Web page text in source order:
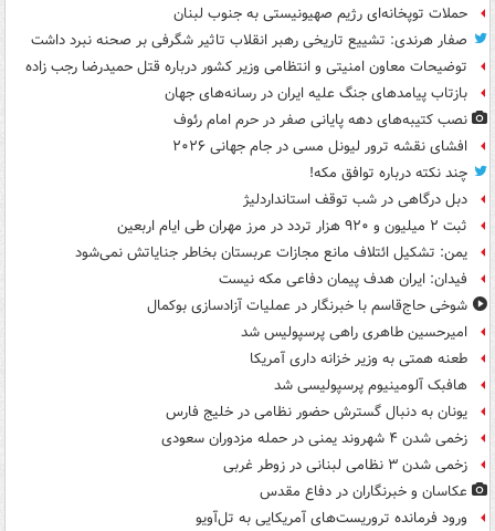
حملات توپخانه‌ای رژیم صهیونیستی به جنوب لبنان
صفار هرندی: تشییع تاریخی رهبر انقلاب تاثیر شگرفی بر صحنه نبرد داشت
توضیحات معاون امنیتی و انتظامی وزیر کشور درباره قتل حمیدرضا رجب زاده
بازتاب پیامدهای جنگ علیه ایران در رسانه‌های جهان
نصب کتیبه‌های دهه پایانی صفر در حرم امام رئوف
افشای نقشه ترور لیونل مسی در جام جهانی ۲۰۲۶
چند نکته درباره توافق مکه!
دبل درگاهی در شب توقف استانداردلیژ
ثبت ۲ میلیون و ۹۲۰ هزار تردد در مرز مهران طی ایام اربعین
یمن: تشکیل ائتلاف مانع مجازات عربستان بخاطر جنایاتش نمی‌شود
فیدان: ایران هدف پیمان دفاعی مکه نیست
شوخی حاج‌قاسم با خبرنگار در عملیات آزادسازی بوکمال
امیرحسین طاهری راهی پرسپولیس شد
طعنه همتی به وزیر خزانه داری آمریکا
هافبک آلومینیوم پرسپولیسی شد
یونان به دنبال گسترش حضور نظامی در خلیج فارس
زخمی شدن ۴ شهروند یمنی در حمله مزدوران سعودی
زخمی شدن ۳ نظامی لبنانی در زوطر غربی
عکاسان و خبرنگاران در دفاع مقدس
ورود فرمانده تروریست‌های آمریکایی به تل‌آویو